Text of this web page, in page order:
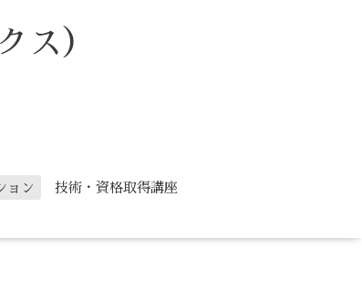
ス）
ョン
技術・資格取得講座